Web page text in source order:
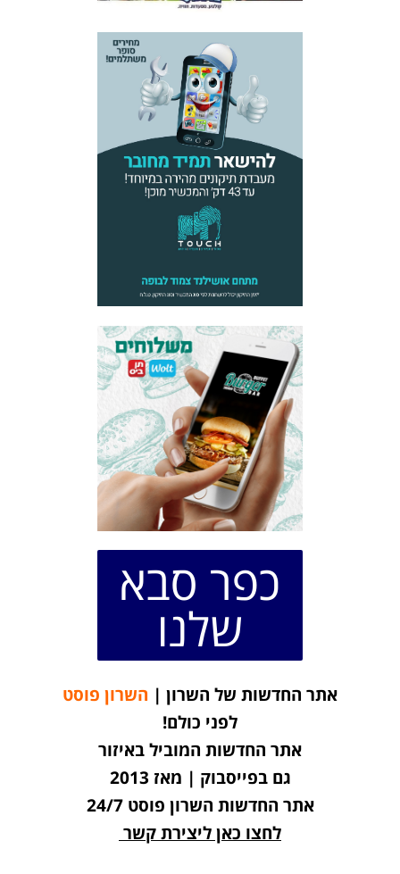
כפר סבא
שלנו
אתר החדשות של השרון | השרון פוסט
לפני כולם!
אתר החדשות המוביל באיזור
גם בפייסבוק | מאז 2013
אתר החדשות השרון פוסט 24/7
לחצו כאן ליצירת קשר